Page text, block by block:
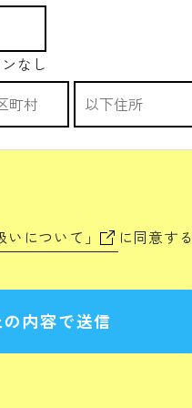
なし
いについて」 に同意する
内容で送信